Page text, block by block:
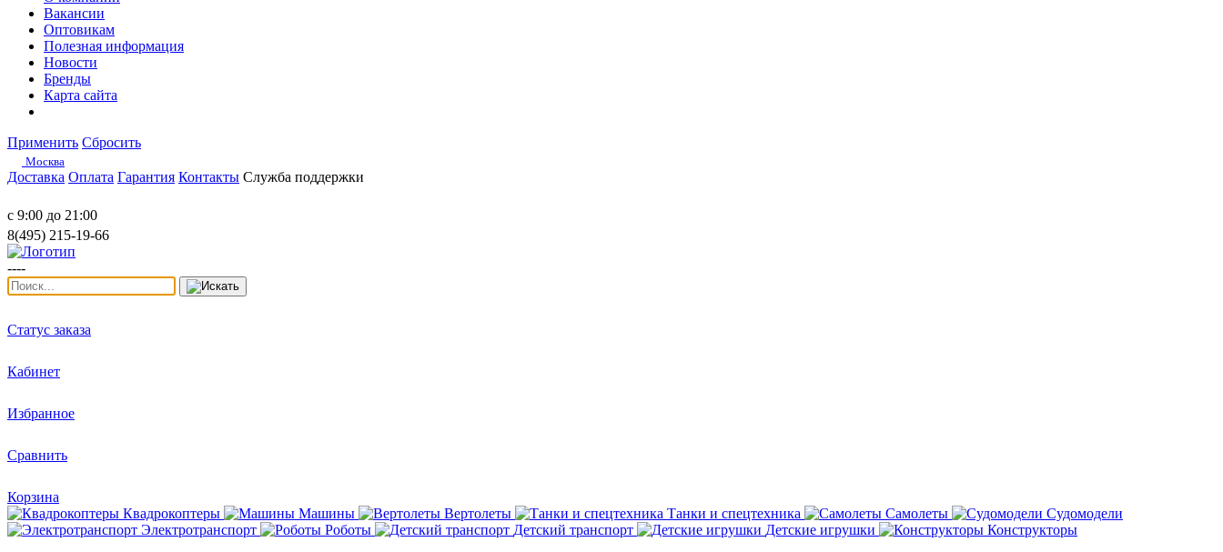
Вакансии
Оптовикам
Полезная информация
Новости
Бренды
Карта сайта
Применить Сбросить
Москва
Доставка Оплата Гарантия Контакты Служба поддержки
с 9:00 до 21:00
8(495) 215-19-66
----
Статус заказа
Кабинет
Избранное
Сравнить
Корзина
Квадрокоптеры
Машины Вертолеты Танки и спецтехника Самолеты
Судомодели
Электротранспорт
Роботы Детский транспорт Детские игрушки
Конструкторы